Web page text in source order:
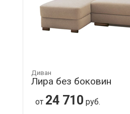
Диван
Лира без боковин
от 24 710 руб.